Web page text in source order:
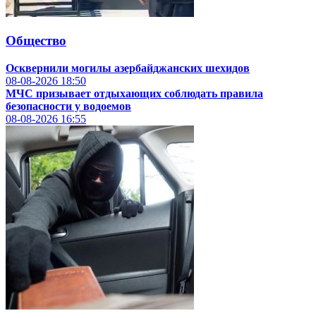
Общество
Осквернили могилы азербайджанских шехидов
08-08-2026 18:50
МЧС призывает отдыхающих соблюдать правила
безопасности у водоемов
08-08-2026 16:55